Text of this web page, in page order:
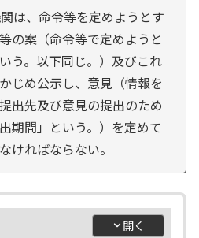
は、命令等を定めようとす
の案（命令等で定めようと
う。以下同じ。）及びこれ
じめ公示し、意見（情報を
出先及び意見の提出のため
期間」という。）を定めて
ければならない。